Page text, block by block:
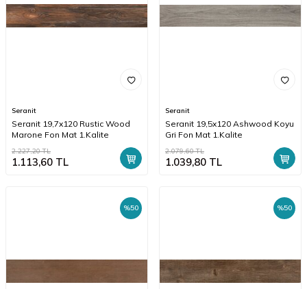
Seranit
Seranit 19,7x120 Rustic Wood
Marone Fon Mat 1.Kalite
2.227,20TL
1.113,60 TL
Seranit
Seranit 19,5x120 Ashwood Koyu
Gri Fon Mat 1.Kalite
2.079,60TL
1.039,80 TL
%50 %50